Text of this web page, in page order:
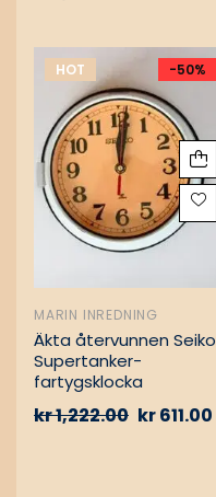
HOT -50%
MARIN INREDNING
Äkta återvunnen Seiko
Supertanker-
fartygsklocka
kr1,222.00 kr611.00